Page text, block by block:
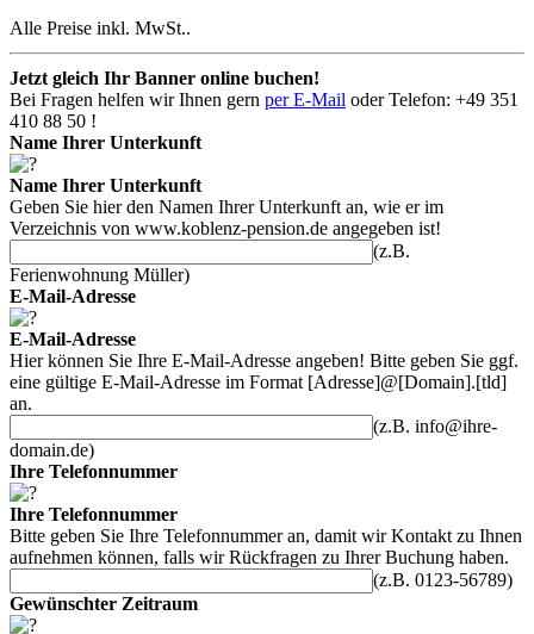
Alle Preise inkl. MwSt..
Jetzt gleich Ihr Banner online buchen!
Bei Fragen helfen wir Ihnen gern per E-Mail oder Telefon: +49 351
410 88 50 !
Name Ihrer Unterkunft
Name Ihrer Unterkunft
Geben Sie hier den Namen Ihrer Unterkunft an, wie er im
Verzeichnis von www.koblenz-pension.de angegeben ist!
(z.B.
Ferienwohnung Müller)
E-Mail-Adresse
E-Mail-Adresse
Hier können Sie Ihre E-Mail-Adresse angeben! Bitte geben Sie ggf.
eine gültige E-Mail-Adresse im Format [Adresse]@[Domain].[tld]
an.
(z.B. info@ihre-
domain.de)
Ihre Telefonnummer
Ihre Telefonnummer
Bitte geben Sie Ihre Telefonnummer an, damit wir Kontakt zu Ihnen
aufnehmen können, falls wir Rückfragen zu Ihrer Buchung haben.
(z.B. 0123-56789)
Gewünschter Zeitraum